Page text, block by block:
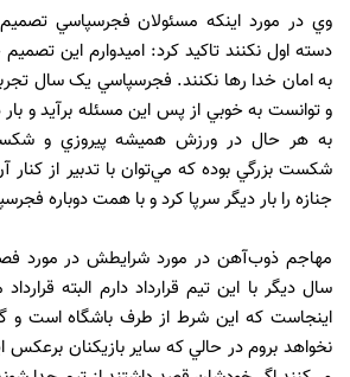
وي در مورد اينکه مسئولان فجرسپاسي
دسته اول نکنند تاکيد کرد: اميدوارم اين
به امان خدا رها نکنند. فجرسپاسي يک سال
و توانست به خوبي از پس اين مسئله برآيد و
به هر حال در ورزش هميشه پيروزي و
شکست بزرگي بوده که مي‌توان با تدبير از کنار
جنازه را بار ديگر سرپا کرد و با همت دوباره
مهاجم ذوب‌آهن در مورد شرايطش در مورد
سال ديگر با اين تيم قرارداد دارم البته
اينجاست که اين شرط از طرف باشگاه است و
نخواهد بروم در حالي که ساير بازيکنان